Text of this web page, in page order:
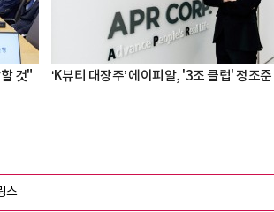
것" ‘K뷰티 대장주’ 에이피알, '3조 클럽' 정조준
스